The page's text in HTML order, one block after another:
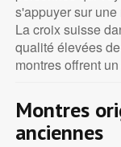
s'appuyer sur
La croix suisse
qualité élevées
montres offrent
Montres
anciennes